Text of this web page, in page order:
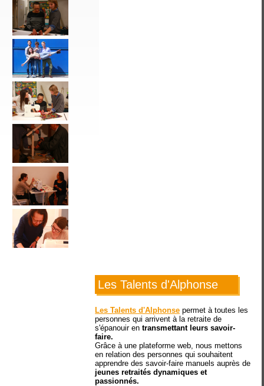
Les Talents d'Alphonse
Les Talents d'Alphonse permet à toutes les
personnes qui arrivent à la retraite de
s'épanouir entransmettant leurs savoir-
faire.
Grâce à une plateforme web, nous mettons
en relation des personnes qui souhaitent
apprendre des savoir-faire manuels auprès de
jeunes retraités dynamiques et
passionnés.